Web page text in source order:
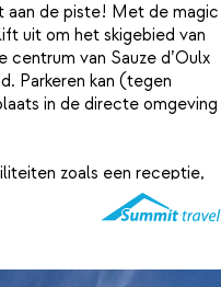
de piste! Met de magic
uit om het skigebied van
van Sauze d’Oulx
Parkeren kan (tegen
in de directe omgeving
zoals een receptie,
een wijnbar en
worden regelmatig